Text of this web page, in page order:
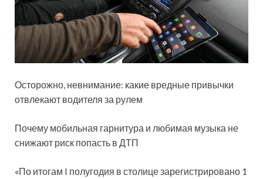
Осторожно, невнимание: какие вредные привычки
отвлекают водителя за рулем
Почему мобильная гарнитура и любимая музыка не
снижают риск попасть в ДТП
«По итогам I полугодия в столице зарегистрировано 1